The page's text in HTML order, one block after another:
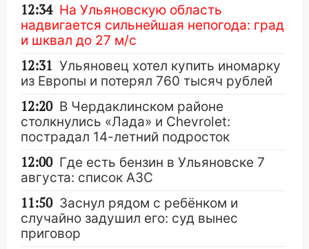
12:34 На Ульяновскую область
надвигается сильнейшая непогода: град
и шквал до 27 м/с
12:31 Ульяновец хотел купить иномарку
из Европы и потерял 760 тысяч рублей
12:20 В Чердаклинском районе
столкнулись «Лада» и Chevrolet:
пострадал 14-летний подросток
12:00 Где есть бензин в Ульяновске 7
августа: список АЗС
11:50 Заснул рядом с ребёнком и
случайно задушил его: суд вынес
приговор